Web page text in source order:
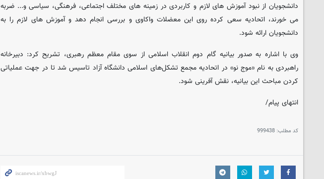
دانشجویان از نبود آموزش های لازم و کاربردی در زمینه های مختلف اجتماعی، فرهنگی، سیاسی و... ضربه
می خورند، اتحادیه سعی کرده روی این معضلات واکاوی و بررسی انجام دهد و آموزش های لازم را به
دانشجویان ارائه شود.
وی با اشاره به صدور بیانیه گام دوم انقلاب اسلامی از سوی مقام معظم رهبری، تشریح کرد: دبیرخانه
راهبردی به نام «موج نو» در اتحادیه مجمع تشکل‌های اسلامی دانشگاه آزاد تاسیس شد تا در جهت عملیاتی
کردن مباحث این بیانیه، نقش آفرینی شود.
انتهای پیام/
کد مطلب: 999438